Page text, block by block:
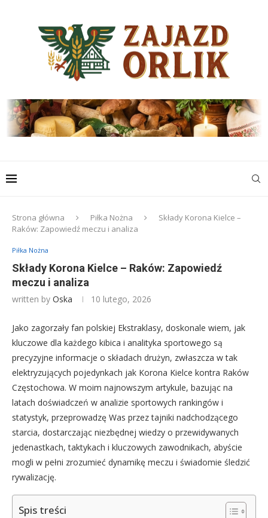
Strona główna Piłka Nożna
Składy Korona Kielce –
Raków: Zapowiedź meczu i analiza
Piłka Nożna
Składy Korona Kielce – Raków: Zapowiedź
meczu i analiza
written by Oska 10 lutego, 2026
Jako zagorzały fan polskiej Ekstraklasy, doskonale wiem, jak
kluczowe dla każdego kibica i analityka sportowego są
precyzyjne informacje o składach drużyn, zwłaszcza w tak
elektryzujących pojedynkach jak Korona Kielce kontra Raków
Częstochowa. W moim najnowszym artykule, bazując na
latach doświadczeń w analizie sportowych rankingów i
statystyk, przeprowadzę Was przez tajniki nadchodzącego
starcia, dostarczając niezbędnej wiedzy o przewidywanych
jedenastkach, taktykach i kluczowych zawodnikach, abyście
mogli w pełni zrozumieć dynamikę meczu i świadomie śledzić
rywalizację.
Spis treści